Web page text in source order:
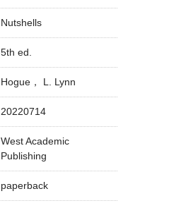
Nutshells
5th ed.
Hogue， L. Lynn
20220714
West Academic
Publishing
paperback